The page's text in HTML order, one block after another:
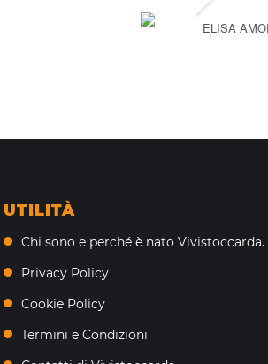
ELISA
UTILITÀ
Chi sono e perché è nato Vivistoccarda.
Privacy Policy
Cookie Policy
Termini e Condizioni